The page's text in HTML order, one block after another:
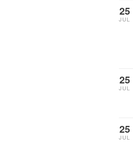
25
JUL
25
JUL
25
JUL